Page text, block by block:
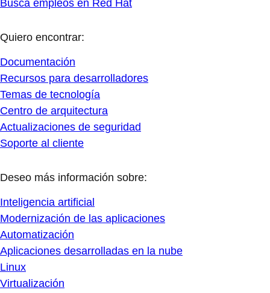
Busca empleos en Red Hat
Quiero encontrar:
Documentación
Recursos para desarrolladores
Temas de tecnología
Centro de arquitectura
Actualizaciones de seguridad
Soporte al cliente
Deseo más información sobre:
Inteligencia artificial
Modernización de las aplicaciones
Automatización
Aplicaciones desarrolladas en la nube
Linux
Virtualización